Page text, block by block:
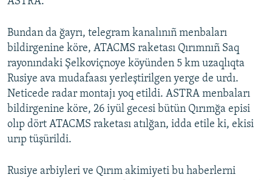
Bundan da ğayrı, telegram kanalınıñ menbaları
bildirgenine köre, ATACMS raketası Qırımnıñ Saq
rayonındaki Şelkoviçnoye köyünden 5 km uzaqlıqta
Rusiye ava mudafaası yerleştirilgen yerge de urdı.
Neticede radar montajı yoq etildi. ASTRA menbaları
bildirgenine köre, 26 iyül gecesi bütün Qırımğa episi
olıp dört ATACMS raketası atılğan, idda etile ki, ekisi
urıp tüşürildi.
Rusiye arbiyleri ve Qırım akimiyeti bu haberlerni